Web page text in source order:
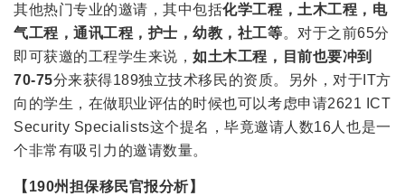
其他热门专业的邀请，其中包括化学工程，土木工程，电
气工程，通讯工程，护士，幼教，社工等。对于之前65分
即可获邀的工程学生来说，如土木工程，目前也要冲到
70-75分来获得189独立技术移民的资质。另外，对于IT方
向的学生，在做职业评估的时候也可以考虑申请2621 ICT
Security Specialists这个提名，毕竟邀请人数16人也是一
个非常有吸引力的邀请数量。
【190州担保移民官报分析】